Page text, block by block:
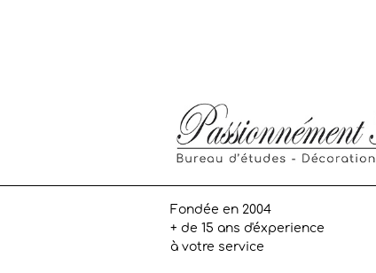
Fondée en 2004
+ de 15 ans d'éxperience
à votre service